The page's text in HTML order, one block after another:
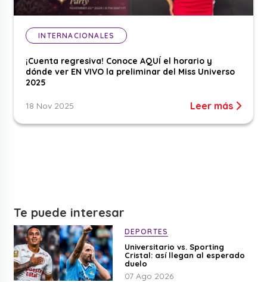
INTERNACIONALES
¡Cuenta regresiva! Conoce AQUÍ el horario y
dónde ver EN VIVO la preliminar del Miss Universo
2025
18 Nov 2025 Leer más
Te puede interesar
DEPORTES
Universitario vs. Sporting
Cristal: así llegan al esperado
duelo
07 Ago 2026